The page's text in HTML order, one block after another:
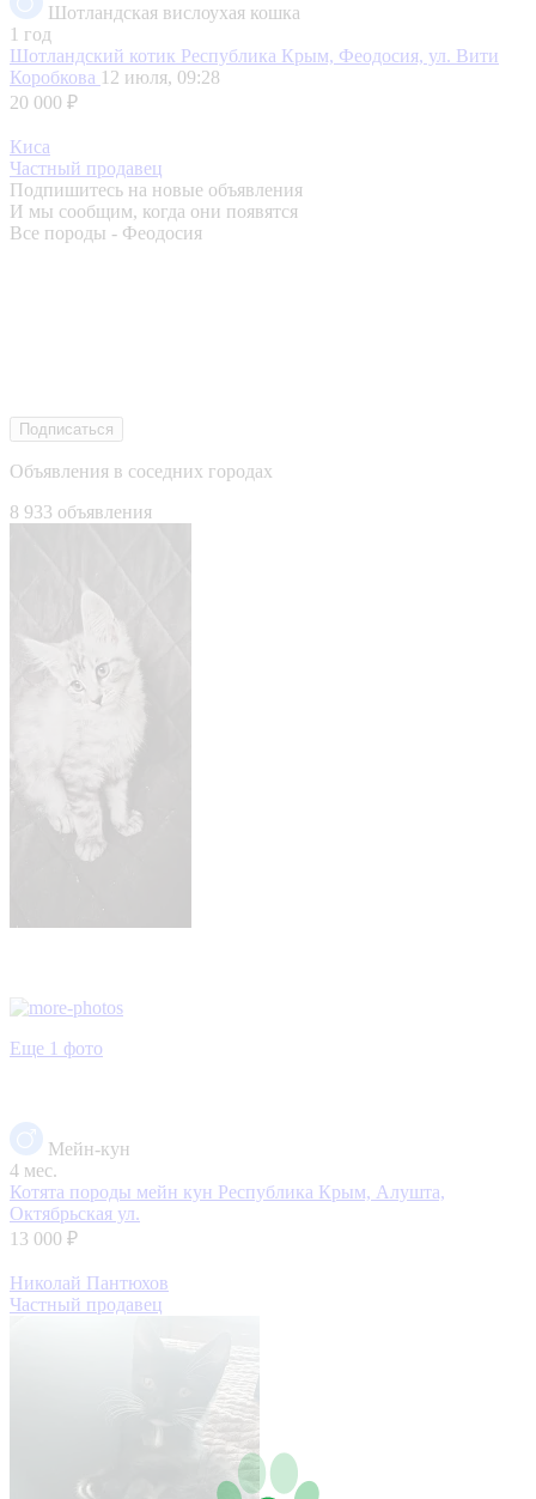
Шотландская вислоухая кошка
1 год
Шотландский котик Республика Крым, Феодосия, ул. Вити
Коробкова 12 июля, 09:28
20 000 ₽
Киса
Частный продавец
Подпишитесь на новые объявления
И мы сообщим, когда они появятся
Все породы - Феодосия
Подписаться
Объявления в соседних городах
8 933 объявления
Еще 1 фото
Мейн-кун
4 мес.
Котята породы мейн кун Республика Крым, Алушта,
Октябрьская ул.
13 000 ₽
Николай Пантюхов
Частный продавец